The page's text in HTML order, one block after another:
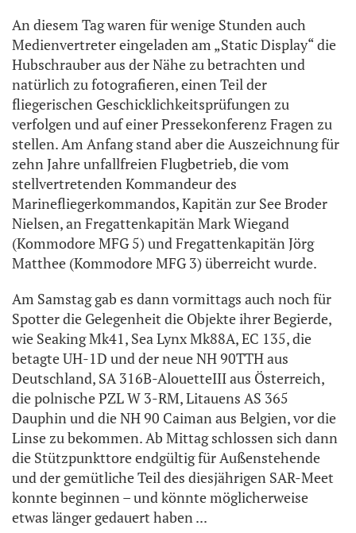
An diesem Tag waren für wenige Stunden auch
Medienvertreter eingeladen am „Static Display“ die
Hubschrauber aus der Nähe zu betrachten und
natürlich zu fotografieren, einen Teil der
fliegerischen Geschicklichkeitsprüfungen zu
verfolgen und auf einer Pressekonferenz Fragen zu
stellen. Am Anfang stand aber die Auszeichnung für
zehn Jahre unfallfreien Flugbetrieb, die vom
stellvertretenden Kommandeur des
Marinefliegerkommandos, Kapitän zur See Broder
Nielsen, an Fregattenkapitän Mark Wiegand
(Kommodore MFG 5) und Fregattenkapitän Jörg
Matthee (Kommodore MFG 3) überreicht wurde.
Am Samstag gab es dann vormittags auch noch für
Spotter die Gelegenheit die Objekte ihrer Begierde,
wie Seaking Mk41, Sea Lynx Mk88A, EC 135, die
betagte UH-1D und der neue NH 90TTH aus
Deutschland, SA 316B-AlouetteIII aus Österreich,
die polnische PZL W 3-RM, Litauens AS 365
Dauphin und die NH 90 Caiman aus Belgien, vor die
Linse zu bekommen. Ab Mittag schlossen sich dann
die Stützpunkttore endgültig für Außenstehende
und der gemütliche Teil des diesjährigen SAR-Meet
konnte beginnen – und könnte möglicherweise
etwas länger gedauert haben ...